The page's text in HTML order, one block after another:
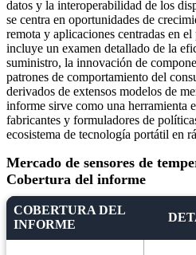
datos y la interoperabilidad de los
se centra en oportunidades de
remota y aplicaciones centradas en
incluye un examen detallado de la
suministro, la innovación de
patrones de comportamiento del
derivados de extensos modelos de
informe sirve como una herramienta
fabricantes y formuladores de
ecosistema de tecnología portátil en
Mercado de sensores de
Cobertura del informe
COBERTURA DEL
INFORME